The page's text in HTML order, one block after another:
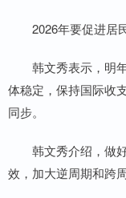
2026年要促进居
韩文秀表示，明年
体稳定，保持国际收
同步。
韩文秀介绍，做好
效，加大逆周期和跨